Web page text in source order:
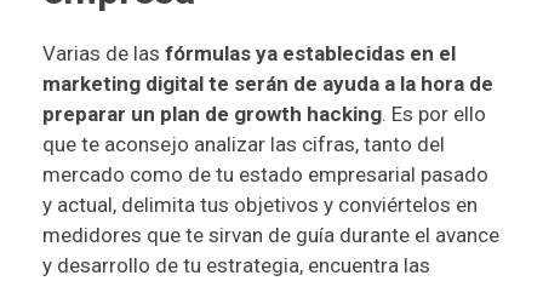
Varias de las fórmulas ya establecidas en el
marketing digital te serán de ayuda a la hora de
preparar un plan de growth hacking. Es por ello
que te aconsejo analizar las cifras, tanto del
mercado como de tu estado empresarial pasado
y actual, delimita tus objetivos y conviértelos en
medidores que te sirvan de guía durante el avance
y desarrollo de tu estrategia, encuentra las